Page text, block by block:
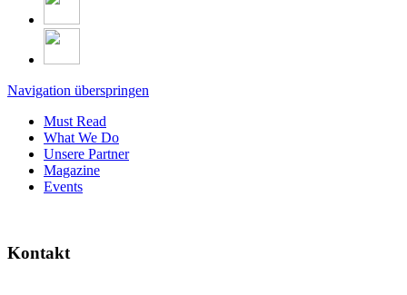
Navigation überspringen
Must Read
What We Do
Unsere Partner
Magazine
Events
Kontakt